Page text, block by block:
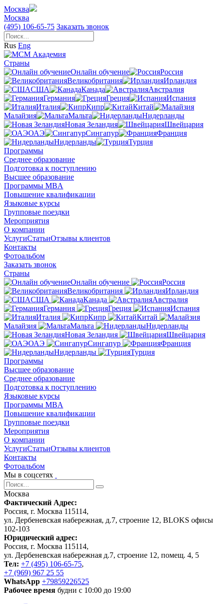
Москва
Москва
(495) 106-65-75 Заказать звонок
Rus Eng
Страны
Онлайн обучение
Россия
Великобритания
Ирландия
США
Канада
Австралия
Германия
Греция
Испания
Италия
Кипр
Китай
Малайзия
Мальта
Нидерланды
Новая Зеландия
Швейцария
ОАЭ
Сингапур
Франция
Нидерланды
Турция
Программы
Среднее образование
Подготовка к поступлению
Высшее образование
Программы MBA
Повышение квалификации
Языковые курсы
Групповые поездки
Мероприятия
О компании
УслугиСтатьиОтзывы клиентов
Контакты
Фотоальбом
Заказать звонок
Страны
Онлайн обучение
Россия
Великобритания
Ирландия
США
Канада
Австралия
Германия
Греция
Испания
Италия
Кипр
Китай
Малайзия
Мальта
Нидерланды
Новая Зеландия
Швейцария
ОАЭ
Сингапур
Франция
Нидерланды
Турция
Программы
Высшее образование
Среднее образование
Подготовка к поступлению
Языковые курсы
Программы MBA
Повышение квалификации
Групповые поездки
Мероприятия
О компании
УслугиСтатьиОтзывы клиентов
Контакты
Фотоальбом
Мы в соцсетях
Москва
Фактический Адрес:
Россия, г. Москва 115114,
ул. Дербеневская набережная, д.7, строение 12, BLOKS офисы
102-103
Юридический адрес:
Россия, г. Москва 115114,
ул. Дербеневская набережная д.7, строение 12, помещ. 4, 5
Тел: +7 (495) 106-65-75,
+7 (969) 967 25 55
WhatsApp +79859226525
Рабочее время будни с 10:00 до 19:00